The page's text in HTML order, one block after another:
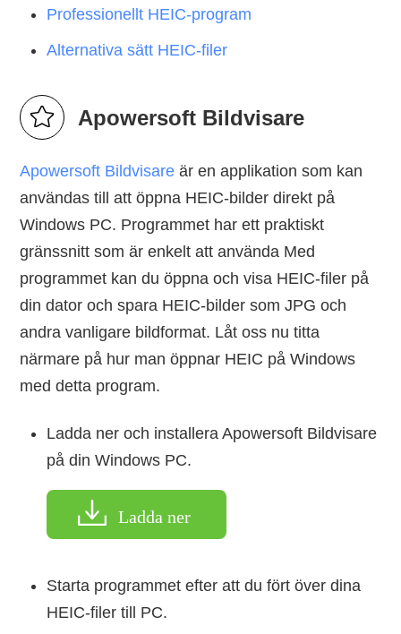
Professionellt HEIC-program
Alternativa sätt HEIC-filer
Apowersoft Bildvisare
Apowersoft Bildvisare är en applikation som kan
användas till att öppna HEIC-bilder direkt på
Windows PC. Programmet har ett praktiskt
gränssnitt som är enkelt att använda Med
programmet kan du öppna och visa HEIC-filer på
din dator och spara HEIC-bilder som JPG och
andra vanligare bildformat. Låt oss nu titta
närmare på hur man öppnar HEIC på Windows
med detta program.
Ladda ner och installera Apowersoft Bildvisare
på din Windows PC.
Ladda ner
Starta programmet efter att du fört över dina
HEIC-filer till PC.